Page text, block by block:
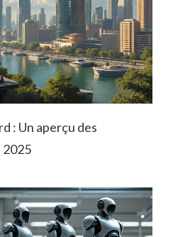
: Un aperçu des
2025